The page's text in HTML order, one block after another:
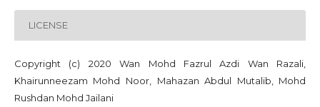
LICENSE
Copyright (c) 2020 Wan Mohd Fazrul Azdi Wan Razali,
Khairunneezam Mohd Noor, Mahazan Abdul Mutalib, Mohd
Rushdan Mohd Jailani